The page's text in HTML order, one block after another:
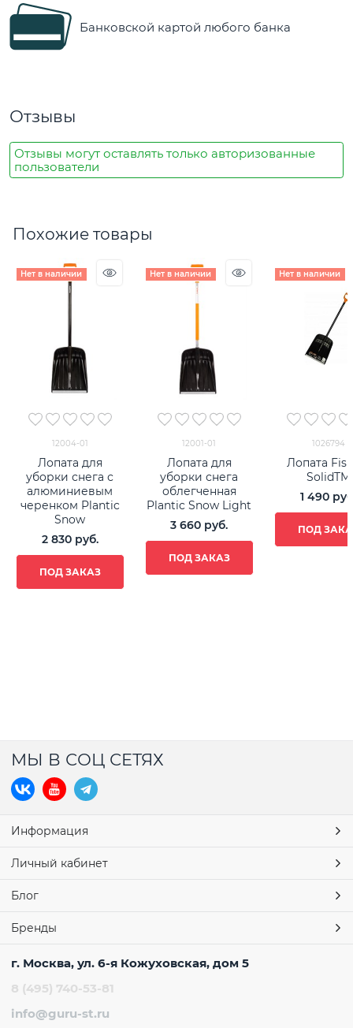
Банковской картой любого банка
Отзывы
Отзывы могут оставлять только авторизованные
пользователи
Похожие товары
Нет в наличии
12004-01
Лопата для
уборки снега с
алюминиевым
черенком Plantic
Snow
2 830 руб.
ПОД ЗАКАЗ
Нет в наличии
12001-01
Лопата для
уборки снега
облегченная
Plantic Snow Light
3 660 руб.
ПОД ЗАКАЗ
Нет в наличии
1026794
Лопата
SolidTM
1 490
ПОД
МЫ В СОЦ СЕТЯХ
Информация
Личный кабинет
Блог
Бренды
г. Москва, ул. 6-я Кожуховская, дом 5
8 (495) 740-53-81
info@guru-st.ru